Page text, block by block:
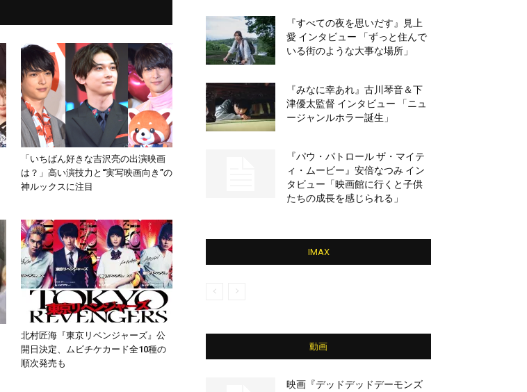
「いちばん好きな吉沢亮の出演映画
は？」高い演技力と“実写映画向き”の
神ルックスに注目
北村匠海『東京リベンジャーズ』公
開日決定、ムビチケカード全10種の
順次発売も
『すべての夜を思いだす』見上
愛 インタビュー 「ずっと住んで
いる街のような大事な場所」
『みなに幸あれ』古川琴音＆下
津優太監督 インタビュー 「ニュ
ージャンルホラー誕生」
『パウ・パトロール ザ・マイテ
ィ・ムービー』安倍なつみ イン
タビュー「映画館に行くと子供
たちの成長を感じられる」
IMAX
動画
映画『デッドデッドデーモンズ